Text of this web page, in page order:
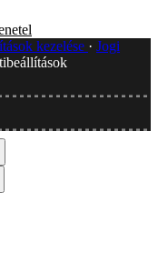
kezelése
Jogi